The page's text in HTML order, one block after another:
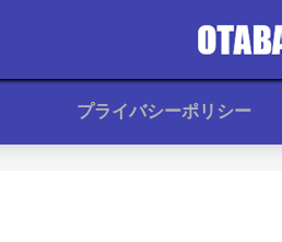
プライバシーポリシー